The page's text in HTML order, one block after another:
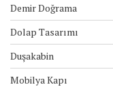
Demir Doğrama
Dolap Tasarımı
Duşakabin
Mobilya Kapı